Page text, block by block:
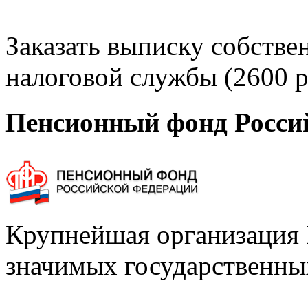
Заказать выписку
налоговой службы (2600
Пенсионный фонд
Крупнейшая
значимых